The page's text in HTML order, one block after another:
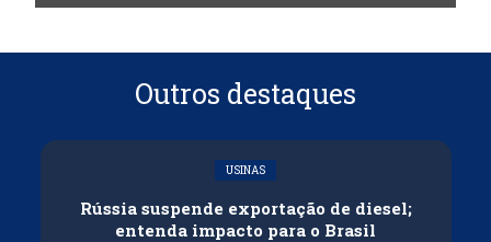
Outros destaques
USINAS
Rússia suspende exportação de diesel;
entenda impacto para o Brasil